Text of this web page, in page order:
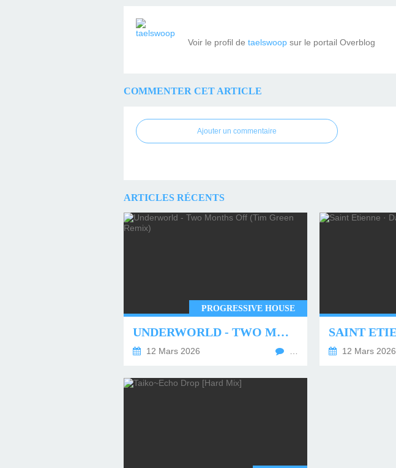
Voir le profil de taelswoop sur le portail Overblog
COMMENTER CET ARTICLE
Ajouter un commentaire
ARTICLES RÉCENTS
PROGRESSIVE HOUSE
UNDERWORLD - TWO MONTHS OFF (TIM GREEN REMIX)
12 Mars 2026 12 Mars 2026